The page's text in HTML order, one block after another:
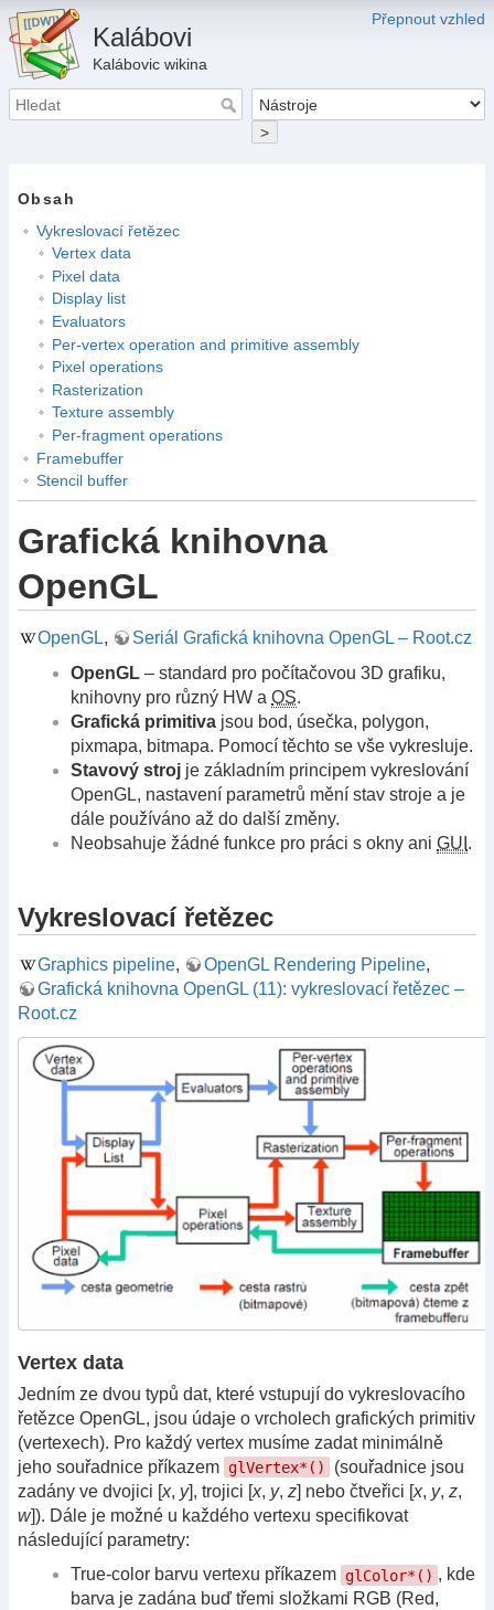
Přepnout vzhled
Kalábovi
Kalábovic wikina
>
Obsah
Vykreslovací řetězec
Vertex data
Pixel data
Display list
Evaluators
Per-vertex operation and primitive assembly
Pixel operations
Rasterization
Texture assembly
Per-fragment operations
Framebuffer
Stencil buffer
Grafická knihovna
OpenGL
OpenGL,
Seriál Grafická knihovna OpenGL – Root.cz
OpenGL – standard pro počítačovou 3D grafiku,
knihovny pro různý HW a OS.
Grafická primitiva jsou bod, úsečka, polygon,
pixmapa, bitmapa. Pomocí těchto se vše vykresluje.
Stavový stroj je základním principem vykreslování
OpenGL, nastavení parametrů mění stav stroje a je
dále používáno až do další změny.
Neobsahuje žádné funkce pro práci s okny ani GUI .
Vykreslovací řetězec
Graphics pipeline, OpenGL Rendering Pipeline,
Grafická knihovna OpenGL (11): vykreslovací řetězec –
Root.cz
Vertex data
Jedním ze dvou typů dat, které vstupují do vykreslovacího
řetězce OpenGL, jsou údaje o vrcholech grafických primitiv
(vertexech). Pro každý vertex musíme zadat minimálně
jeho souřadnice příkazem glVertex*()
(sou­řadnice jsou
zadány ve dvojici [x, y], trojici [x, y, z] nebo čtveřici [x, y, z,
w]). Dále je možné u každého vertexu specifikovat
následující parametry:
True-color barvu vertexu příkazem glColor*() , kde
barva je zadána buď třemi složkami RGB (Red,